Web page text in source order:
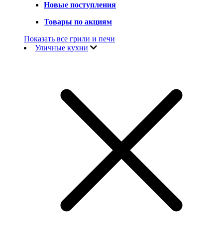
Новые поступления
Товары по акциям
Показать все грили и печи
Уличные кухни